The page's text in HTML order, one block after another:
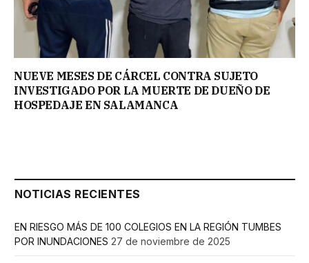
NUEVE MESES DE CÁRCEL CONTRA SUJETO
INVESTIGADO POR LA MUERTE DE DUEÑO DE
HOSPEDAJE EN SALAMANCA
NOTICIAS RECIENTES
EN RIESGO MÁS DE 100 COLEGIOS EN LA REGIÓN TUMBES
POR INUNDACIONES 27 de noviembre de 2025